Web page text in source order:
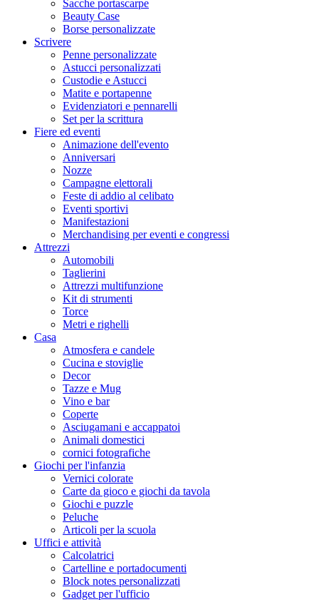
Sacche portascarpe
Beauty Case
Borse personalizzate
Scrivere
Penne personalizzate
Astucci personalizzati
Custodie e Astucci
Matite e portapenne
Evidenziatori e pennarelli
Set per la scrittura
Fiere ed eventi
Animazione dell'evento
Anniversari
Nozze
Campagne elettorali
Feste di addio al celibato
Eventi sportivi
Manifestazioni
Merchandising per eventi e congressi
Attrezzi
Automobili
Taglierini
Attrezzi multifunzione
Kit di strumenti
Torce
Metri e righelli
Casa
Atmosfera e candele
Cucina e stoviglie
Decor
Tazze e Mug
Vino e bar
Coperte
Asciugamani e accappatoi
Animali domestici
cornici fotografiche
Giochi per l'infanzia
Vernici colorate
Carte da gioco e giochi da tavola
Giochi e puzzle
Peluche
Articoli per la scuola
Uffici e attività
Calcolatrici
Cartelline e portadocumenti
Block notes personalizzati
Gadget per l'ufficio